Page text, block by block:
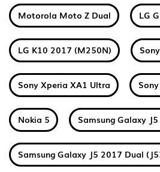
Motorola Moto Z Dual LG
LG K10 2017 (M250N)
Sony Xperia XA1 Ultra
Nokia 5 Samsung Galaxy
Samsung Galaxy J5 2017 Dual